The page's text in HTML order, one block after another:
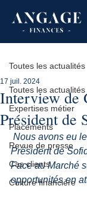
Toutes les actualités
Expertises métier
Placements
Revue de presse
Cas clients
Culture financière
Toutes les actualités
Interview de
Président de
17 juil. 2024
Nous avons eu
Président de
Face au Marché
opportunités en